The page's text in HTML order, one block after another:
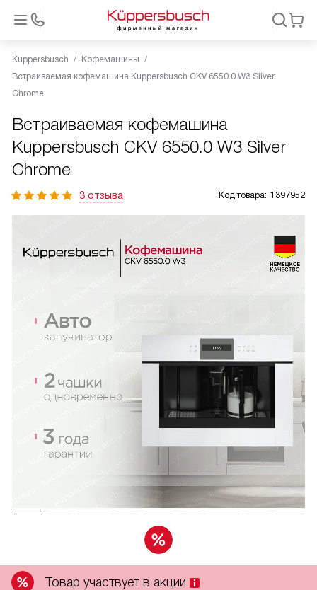
Kuppersbusch
Кофемашины
Встраиваемая кофемашина Kuppersbusch CKV 6550.0 W3 Silver
Chrome
Встраиваемая кофемашина
Kuppersbusch CKV 6550.0 W3 Silver
Chrome
3 отзыва Код товара: 1397952
Товар участвует в акции